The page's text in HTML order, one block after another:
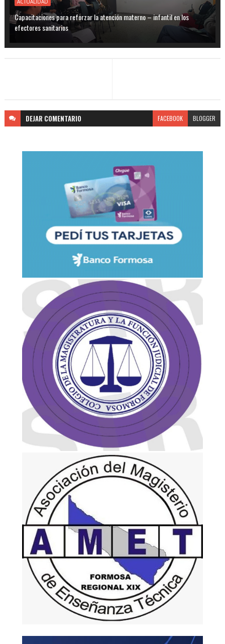
Capacitaciones para reforzar la atención materno – infantil en los
efectores sanitarios
DEJAR COMENTARIO FACEBOOK BLOGGER